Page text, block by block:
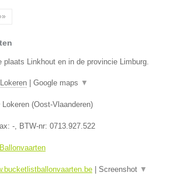
plaats Linkhout en in de provincie Limburg.
Lokeren Google maps ▼
Lokeren (Oost-Vlaanderen)
-, BTW-nr: 0713.927.522
Screenshot ▼